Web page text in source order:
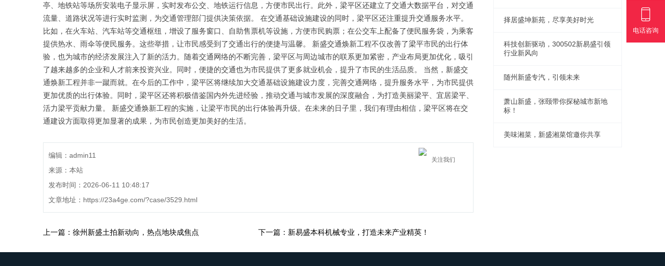
择居盛坤新苑，尽享美好时光
科技创新驱动，300502新易盛引领
行业新风向
随州新盛专汽，引领未来
萧山新盛，张颐带你探秘城市新地
标！
美味湘菜，新盛湘菜馆邀你共享
亭、地铁站等场所安装电子显示屏，实时发布公交、地铁运行信息，方便市民出行。此外，梁平区还建立了交通大数据平台，对交通
流量、道路状况等进行实时监测，为交通管理部门提供决策依据。 在交通基础设施建设的同时，梁平区还注重提升交通服务水平。
比如，在火车站、汽车站等交通枢纽，增设了服务窗口、自助售票机等设施，方便市民购票；在公交车上配备了便民服务袋，为乘客
提供热水、雨伞等便民服务。这些举措，让市民感受到了交通出行的便捷与温馨。 新盛交通焕新工程不仅改善了梁平市民的出行体
验，也为城市的经济发展注入了新的活力。随着交通网络的不断完善，梁平区与周边城市的联系更加紧密，产业布局更加优化，吸引
了越来越多的企业和人才前来投资兴业。同时，便捷的交通也为市民提供了更多就业机会，提升了市民的生活品质。 当然，新盛交
通焕新工程并非一蹴而就。在今后的工作中，梁平区将继续加大交通基础设施建设力度，完善交通网络，提升服务水平，为市民提供
更加优质的出行体验。同时，梁平区还将积极借鉴国内外先进经验，推动交通与城市发展的深度融合，为打造美丽梁平、宜居梁平、
活力梁平贡献力量。 新盛交通焕新工程的实施，让梁平市民的出行体验再升级。在未来的日子里，我们有理由相信，梁平区将在交
通建设方面取得更加显著的成果，为市民创造更加美好的生活。
关注我们
编辑：admin11
来源：本站
发布时间：2026-06-11 10:48:17
文章地址： https://23a4ge.com/?case/3529.html
上一篇：徐州新盛土拍新动向，热点地块成焦点 下一篇：新易盛本科机械专业，打造未来产业精英！
电话咨询